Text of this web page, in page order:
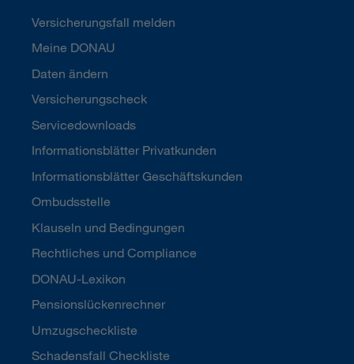
Versicherungsfall melden
Meine DONAU
Daten ändern
Versicherungscheck
Servicedownloads
Informationsblätter Privatkunden
Informationsblätter Geschäftskunden
Ombudsstelle
Klauseln und Bedingungen
Rechtliches und Compliance
DONAU-Lexikon
Pensionslückenrechner
Umzugscheckliste
Schadensfall Checkliste